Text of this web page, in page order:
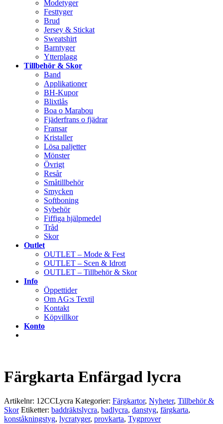
Modetyger
Festtyger
Brud
Jersey & Stickat
Sweatshirt
Barntyger
Ytterplagg
Tillbehör & Skor
Band
Applikationer
BH-Kupor
Blixtlås
Boa o Marabou
Fjäderfrans o fjädrar
Fransar
Kristaller
Lösa paljetter
Mönster
Övrigt
Resår
Småtillbehör
Smycken
Softboning
Sybehör
Fiffiga hjälpmedel
Tråd
Skor
Outlet
OUTLET – Mode & Fest
OUTLET – Scen & Idrott
OUTLET – Tillbehör & Skor
Info
Öppettider
Om AG:s Textil
Kontakt
Köpvillkor
Konto
Färgkarta Enfärgad lycra
Artikelnr: 12CCLycra Kategorier: Färgkartor, Nyheter, Tillbehör &
Skor Etiketter: baddräktslycra, badlycra, danstyg, färgkarta,
konståkningstyg, lycratyger, provkarta, Tygprover